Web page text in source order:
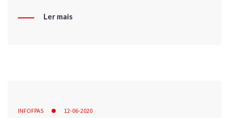
Ler mais
INFOFPAS 12-06-2020